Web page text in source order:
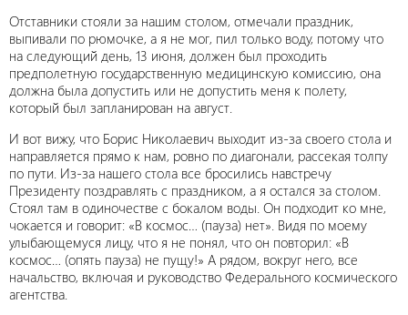
Отставники стояли за нашим столом, отмечали праздник,
выпивали по рюмочке, а я не мог, пил только воду, потому что
на следующий день, 13 июня, должен был проходить
предполетную государственную медицинскую комиссию, она
должна была допустить или не допустить меня к полету,
который был запланирован на август.
И вот вижу, что Борис Николаевич выходит из-за своего стола и
направляется прямо к нам, ровно по диагонали, рассекая толпу
по пути. Из-за нашего стола все бросились навстречу
Президенту поздравлять с праздником, а я остался за столом.
Стоял там в одиночестве с бокалом воды. Он подходит ко мне,
чокается и говорит: «В космос… (пауза) нет». Видя по моему
улыбающемуся лицу, что я не понял, что он повторил: «В
космос… (опять пауза) не пущу!» А рядом, вокруг него, все
начальство, включая и руководство Федерального космического
агентства.